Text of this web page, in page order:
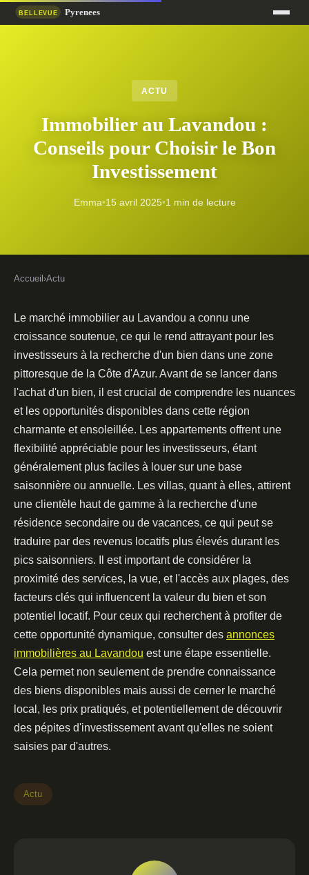
ACTU
Immobilier au Lavandou :
Conseils pour Choisir le Bon
Investissement
Emma•15 avril 2025•1 min de lecture
Accueil ›Actu
Le marché immobilier au Lavandou a connu une
croissance soutenue, ce qui le rend attrayant pour les
investisseurs à la recherche d'un bien dans une zone
pittoresque de la Côte d'Azur. Avant de se lancer dans
l'achat d'un bien, il est crucial de comprendre les nuances
et les opportunités disponibles dans cette région
charmante et ensoleillée. Les appartements offrent une
flexibilité appréciable pour les investisseurs, étant
généralement plus faciles à louer sur une base
saisonnière ou annuelle. Les villas, quant à elles, attirent
une clientèle haut de gamme à la recherche d'une
résidence secondaire ou de vacances, ce qui peut se
traduire par des revenus locatifs plus élevés durant les
pics saisonniers. Il est important de considérer la
proximité des services, la vue, et l'accès aux plages, des
facteurs clés qui influencent la valeur du bien et son
potentiel locatif. Pour ceux qui recherchent à profiter de
cette opportunité dynamique, consulter des annonces
immobilières au Lavandou est une étape essentielle.
Cela permet non seulement de prendre connaissance
des biens disponibles mais aussi de cerner le marché
local, les prix pratiqués, et potentiellement de découvrir
des pépites d'investissement avant qu'elles ne soient
saisies par d'autres.
Actu